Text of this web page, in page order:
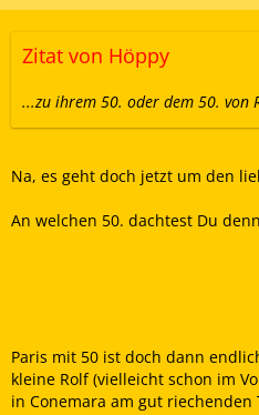
Zitat von Höppy
...zu ihrem 50. oder dem 50. von
Na, es geht doch jetzt um den
An welchen 50. dachtest Du
Paris mit 50 ist doch dann
kleine Rolf (vielleicht schon im
in Conemara am gut